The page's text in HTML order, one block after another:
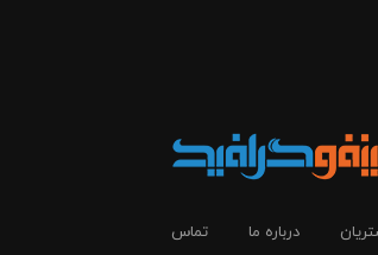
درباره ما تماس